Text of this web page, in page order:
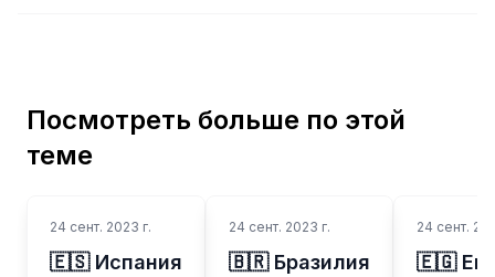
Посмотреть больше по этой
теме
24 сент. 2023 г.
🇪🇸 Испания
24 сент. 2023 г.
🇧🇷 Бразилия
24 сент.
🇪🇬